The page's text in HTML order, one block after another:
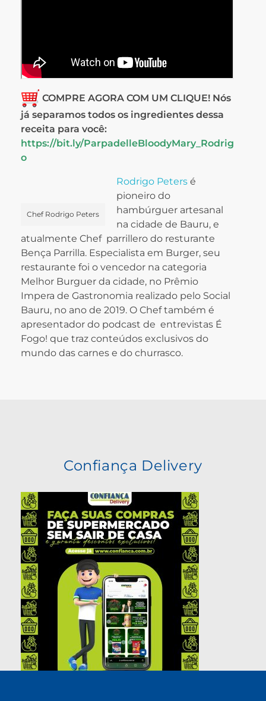
COMPRE AGORA COM UM CLIQUE! Nós
já separamos todos os ingredientes dessa
receita para você:
https://bit.ly/ParpadelleBloodyMary_Rodrig
o
Chef Rodrigo Peters
Rodrigo Peters é
pioneiro do
hambúrguer artesanal
na cidade de Bauru, e
atualmente Chef parrillero do resturante
Bença Parrilla. Especialista em Burger, seu
restaurante foi o vencedor na categoria
Melhor Burguer da cidade, no Prêmio
Impera de Gastronomia realizado pelo Social
Bauru, no ano de 2019. O Chef também é
apresentador do podcast de entrevistas É
Fogo! que traz conteúdos exclusivos do
mundo das carnes e do churrasco.
Confiança Delivery